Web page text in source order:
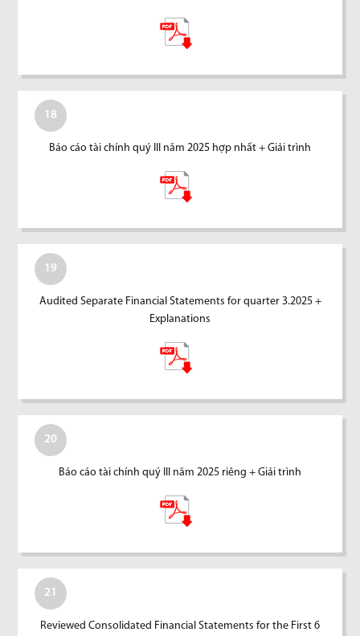
18
Báo cáo tài chính quý III năm 2025 hợp nhất + Giải trình
19
Audited Separate Financial Statements for quarter 3.2025 +
Explanations
20
Báo cáo tài chính quý III năm 2025 riêng + Giải trình
21
Reviewed Consolidated Financial Statements for the First 6